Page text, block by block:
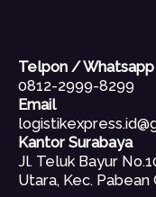
Telpon / Whatsapp
0812-2999-8299
Email
Kantor Surabaya
Jl. Teluk Bayur
Utara, Kec. Pabean